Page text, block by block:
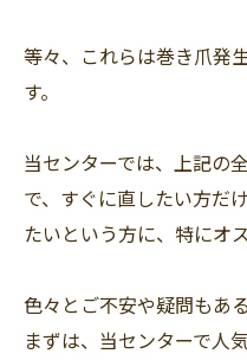
等々、これらは巻き爪発
す。
当センターでは、上記の
で、すぐに直したい方だ
たいという方に、特にオ
色々とご不安や疑問もあ
まずは、当センターで人